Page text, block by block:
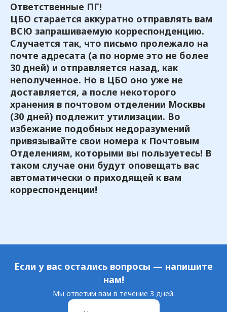
Ответственные ПГ!
ЦБО старается аккуратно отправлять вам
ВСЮ запрашиваемую корреспонденцию.
Случается так, что письмо пролежало на
почте адресата (а по норме это не более
30 дней) и отправляется назад, как
неполученное. Но в ЦБО оно уже не
доставляется, а после некоторого
хранения в почтовом отделении Москвы
(30 дней) подлежит утилизации. Во
избежание подобных недоразумений
привязывайте свои номера к Почтовым
Отделениям, которыми вы пользуетесь! В
таком случае они будут оповещать вас
автоматически о приходящей к вам
корреспонденции!
Если у вас остались вопросы — напишите
нам!
Мы ответим вам в течение 3 дней.
Последние новости
Посмотреть все